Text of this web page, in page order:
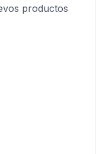
productos